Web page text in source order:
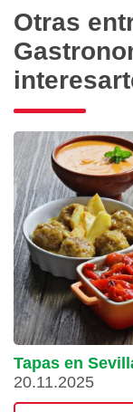
Otras
Tapas en
20.11.2025